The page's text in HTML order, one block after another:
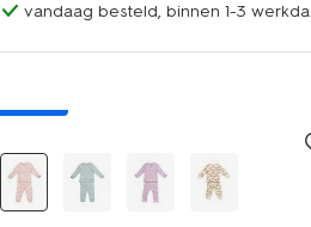
vandaag besteld, binnen 1-3